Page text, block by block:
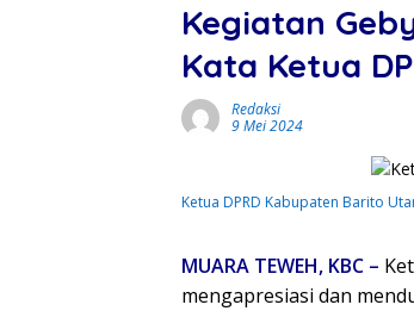
Kegiatan
Kata Ketua
Redaksi
9 Mei 2024
Ketua DPRD Kabupaten Barito
MUARA TEWEH, KBC –
mengapresiasi dan